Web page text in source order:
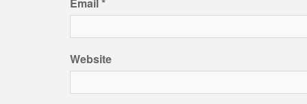
Website